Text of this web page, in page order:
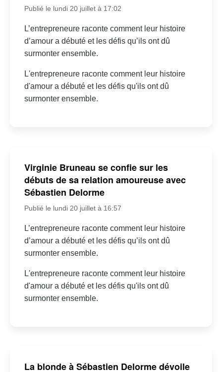
Publié le lundi 20 juillet à 17:02
L’entrepreneure raconte comment leur histoire
d’amour a débuté et les défis qu’ils ont dû
surmonter ensemble.
L'entrepreneure raconte comment leur histoire
d'amour a débuté et les défis qu'ils ont dû
surmonter ensemble.
Virginie Bruneau se confie sur les
débuts de sa relation amoureuse avec
Sébastien Delorme
Publié le lundi 20 juillet à 16:57
L’entrepreneure raconte comment leur histoire
d’amour a débuté et les défis qu’ils ont dû
surmonter ensemble.
L'entrepreneure raconte comment leur histoire
d'amour a débuté et les défis qu'ils ont dû
surmonter ensemble.
La blonde à Sébastien Delorme dévoile